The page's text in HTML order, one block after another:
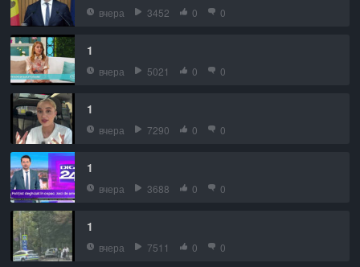
вчера 3452 0 0
1
вчера 5021 0 0
1
вчера 7290 0 0
1
вчера 3688 0 0
1
вчера 7511 0 0